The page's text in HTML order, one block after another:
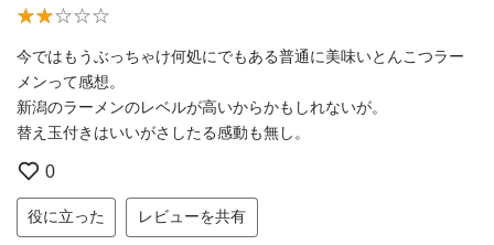
今ではもうぶっちゃけ何処にでもある普通に美味いとんこつラー
メンって感想。
新潟のラーメンのレベルが高いからかもしれないが。
替え玉付きはいいがさしたる感動も無し。
0
役に立った レビューを共有